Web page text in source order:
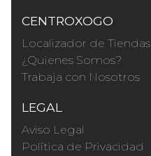
CENTROXOGO
Localizador de Tiendas
¿Quienes Somos?
Trabaja con Nosotros
LEGAL
Aviso Legal
Política de Privacidad